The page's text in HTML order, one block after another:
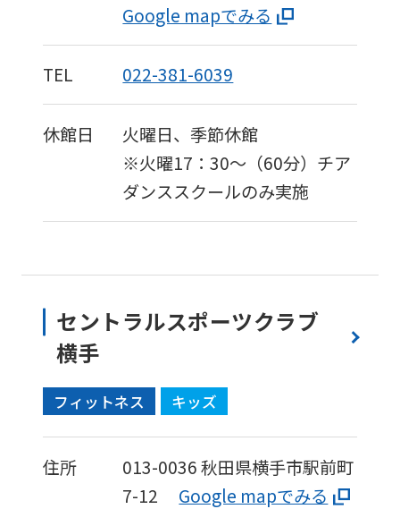
Google mapでみる
TEL 022-381-6039
休館日
火曜日、季節休館
※火曜17：30〜（60分）チア
ダンススクールのみ実施
セントラルスポーツクラブ
横手
フィットネス キッズ
住所 013-0036秋田県横手市駅前町
7-12
Google mapでみる